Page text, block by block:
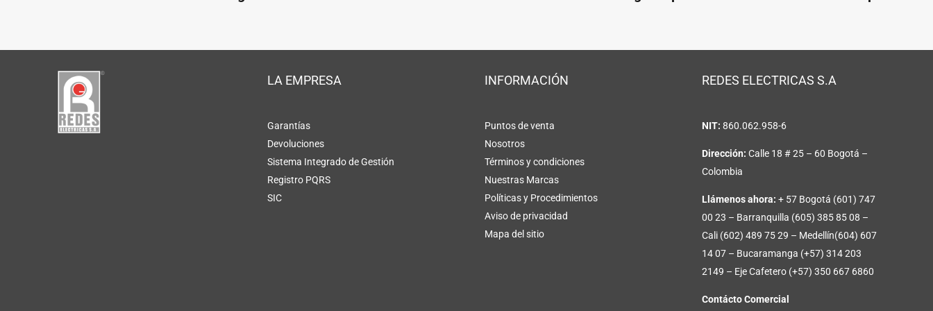
LA EMPRESA
Garantías
Devoluciones
Sistema Integrado de Gestión
Registro PQRS
SIC
INFORMACIÓN
Puntos de venta
Nosotros
Términos y condiciones
Nuestras Marcas
Políticas y Procedimientos
Aviso de privacidad
Mapa del sitio
REDES ELECTRICAS S.A
NIT: 860.062.958-6
Dirección: Calle 18 # 25 – 60 Bogotá –
Colombia
Llámenos ahora: + 57 Bogotá (601) 747
00 23 – Barranquilla (605) 385 85 08 –
Cali (602) 489 75 29 – Medellín(604) 607
14 07 – Bucaramanga (+57) 314 203
2149 – Eje Cafetero (+57) 350 667 6860
Contácto Comercial